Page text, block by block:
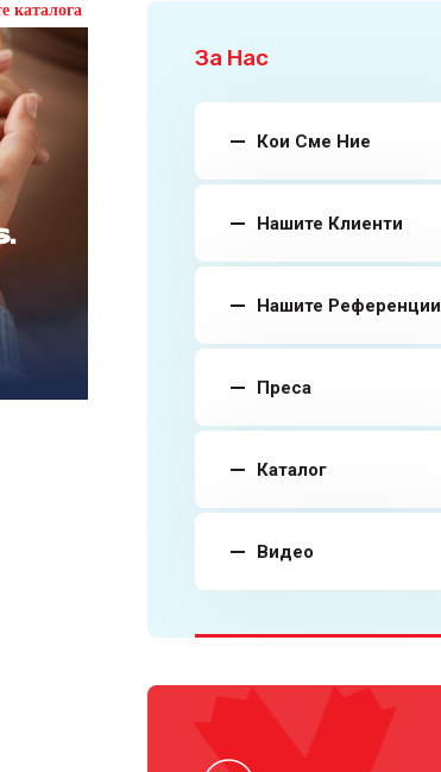
каталога
За Нас
Кои Сме Ние
Нашите Клиенти
Нашите Референции
Преса
Каталог
Видео